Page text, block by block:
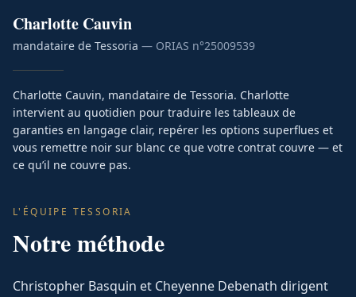
Charlotte Cauvin
mandataire de Tessoria — ORIAS n°25009539
Charlotte Cauvin, mandataire de Tessoria. Charlotte
intervient au quotidien pour traduire les tableaux de
garanties en langage clair, repérer les options superflues et
vous remettre noir sur blanc ce que votre contrat couvre — et
ce qu’il ne couvre pas.
L'ÉQUIPE TESSORIA
Notre méthode
Christopher Basquin et Cheyenne Debenath dirigent